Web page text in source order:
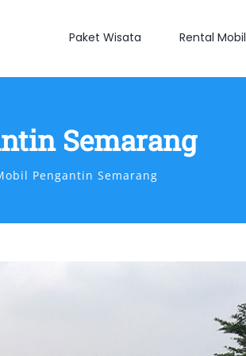
Paket Wisata Rental Mobil
Semarang
Pengantin Semarang